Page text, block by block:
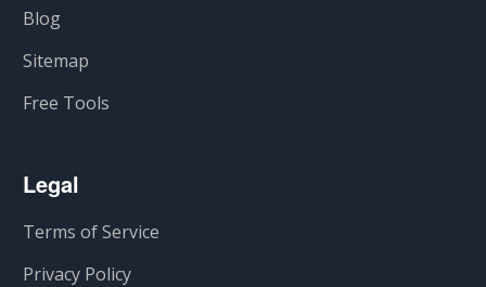
Blog
Sitemap
Free Tools
Legal
Terms of Service
Privacy Policy